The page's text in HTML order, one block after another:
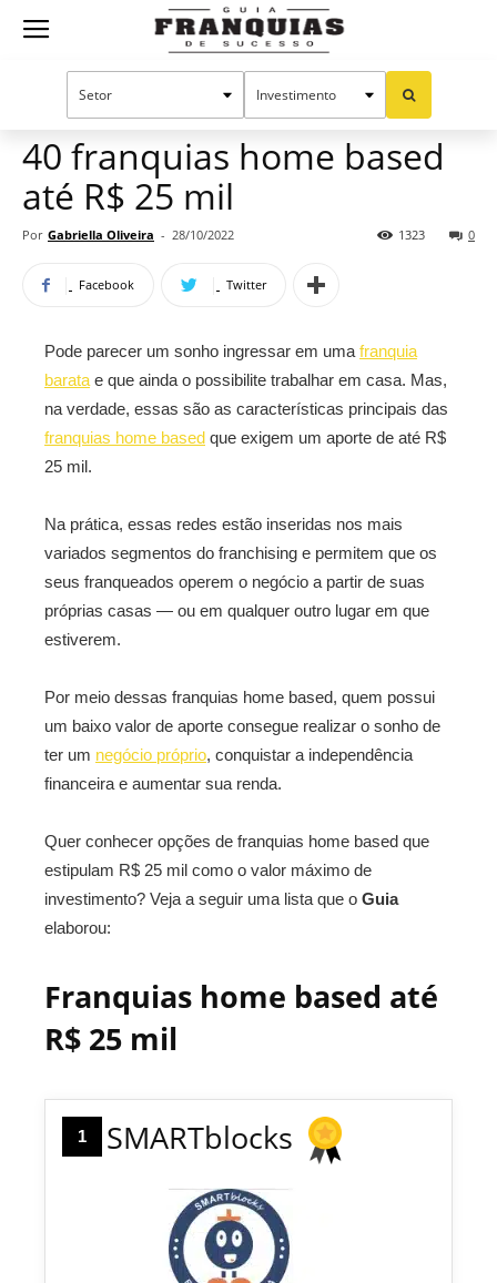
Guia
Oportunidades e tendências
40 franquias home based
até R$ 25 mil
Por Gabriella Oliveira - 28/10/2022 0
1323
Facebook Twitter
Pode parecer um sonho ingressar em uma franquia
barata e que ainda o possibilite trabalhar em casa. Mas,
na verdade, essas são as características principais das
franquias home based que exigem um aporte de até R$
25 mil.
Na prática, essas redes estão inseridas nos mais
variados segmentos do franchising e permitem que os
seus franqueados operem o negócio a partir de suas
próprias casas — ou em qualquer outro lugar em que
estiverem.
Por meio dessas franquias home based, quem possui
um baixo valor de aporte consegue realizar o sonho de
ter um negócio próprio, conquistar a independência
financeira e aumentar sua renda.
Quer conhecer opções de franquias home based que
estipulam R$ 25 mil como o valor máximo de
investimento? Veja a seguir uma lista que o Guia
elaborou:
Franquias home based até
R$ 25 mil
1 SMARTblocks